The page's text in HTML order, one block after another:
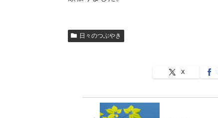
日々のつぶやき
X